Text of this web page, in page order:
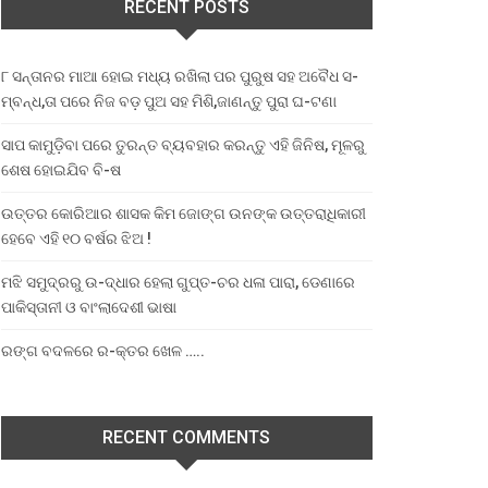
RECENT POSTS
୮ ସନ୍ତାନର ମାଆ ହୋଇ ମଧ୍ୟ ରଖିଲା ପର ପୁରୁଷ ସହ ଅବୈଧ ସ-
ମ୍ବନ୍ଧ,ତା ପରେ ନିଜ ବଡ଼ ପୁଅ ସହ ମିଶି,ଜାଣନ୍ତୁ ପୁରା ଘ-ଟଣା
ସାପ କାମୁଡ଼ିବା ପରେ ତୁରନ୍ତ ବ୍ୟବହାର କରନ୍ତୁ ଏହି ଜିନିଷ, ମୂଳରୁ
ଶେଷ ହୋଇଯିବ ବି-ଷ
ଉତ୍ତର କୋରିଆର ଶାସକ କିମ ଜୋଙ୍ଗ ଉନଙ୍କ ଉତ୍ତରାଧିକାରୀ
ହେବେ ଏହି ୧୦ ବର୍ଷର ଝିଅ !
ମଝି ସମୁଦ୍ରରୁ ଉ-ଦ୍ଧାର ହେଲା ଗୁପ୍ତ-ଚର ଧଳା ପାରା, ଡେଣାରେ
ପାକିସ୍ତାନୀ ଓ ବାଂଲାଦେଶୀ ଭାଷା
ରଙ୍ଗ ବଦଳରେ ର-କ୍ତର ଖେଳ …..
RECENT COMMENTS